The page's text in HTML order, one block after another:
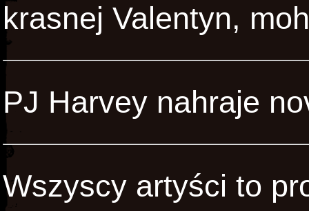
krasnej Valentyn,
PJ Harvey nahraje
Wszyscy artyści to